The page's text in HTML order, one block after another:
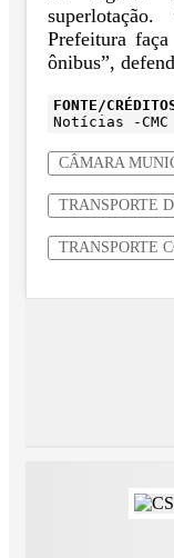
Prefeitura
ônibus”,
FONTE/
Notícias -CMC
CÂMARA
TRANSPORTE
TRANSPORTE